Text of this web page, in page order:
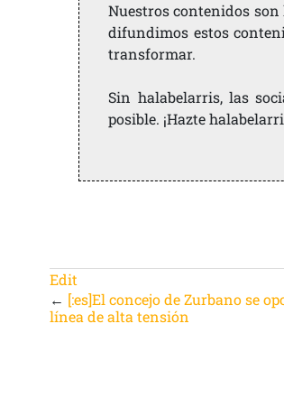
Nuestros contenidos son
difundimos estos
transformar.
Sin halabelarris, las
posible. ¡Hazte
Edit
← [:es]El concejo de Zurbano se
línea de alta tensión